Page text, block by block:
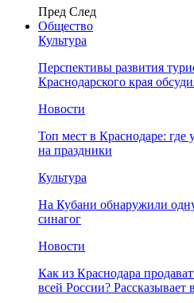
Пред След
Общество
Культура
Перспективы развития
Краснодарского края
Новости
Топ мест в Краснодаре:
на праздники
Культура
На Кубани обнаружили
синагог
Новости
Как из Краснодара
всей России? Рассказывает